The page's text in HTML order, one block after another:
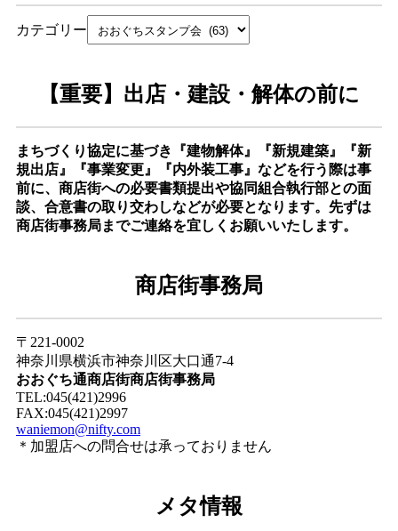
カテゴリー
【重要】出店・建設・解体の前に
まちづくり協定に基づき『建物解体』『新規建築』『新
規出店』『事業変更』『内外装工事』などを行う際は事
前に、商店街への必要書類提出や協同組合執行部との面
談、合意書の取り交わしなどが必要となります。先ずは
商店街事務局までご連絡を宜しくお願いいたします。
商店街事務局
〒221-0002
神奈川県横浜市神奈川区大口通7-4
おおぐち通商店街商店街事務局
TEL:045(421)2996
FAX:045(421)2997
waniemon@nifty.com
＊加盟店への問合せは承っておりません
メタ情報